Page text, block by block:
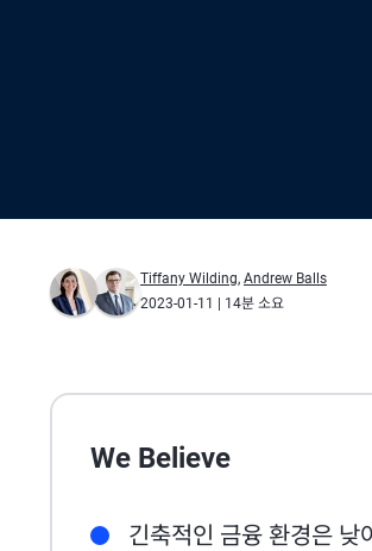
Tiffany Wilding, Andrew Balls
2023-01-11 | 14분 소요
We Believe
긴축적인 금융 환경은 낮